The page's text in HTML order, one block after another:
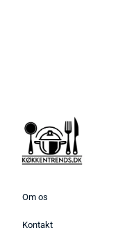
Om os
Kontakt
Ismaskine 2026